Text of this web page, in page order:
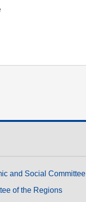
and Social Committee
of the Regions